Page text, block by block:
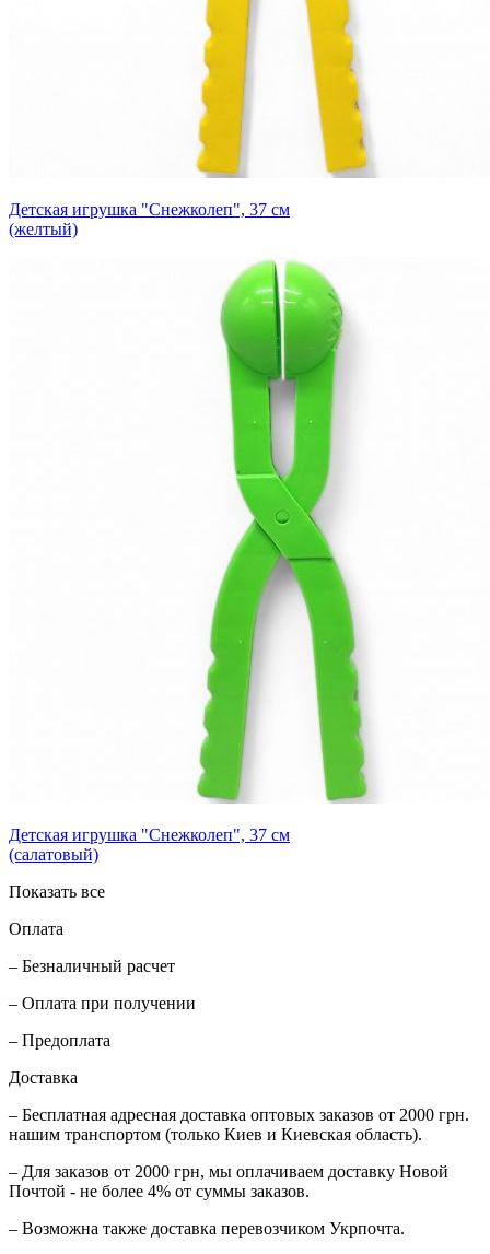
Детская игрушка "Снежколеп", 37 см
(желтый)
Детская игрушка "Снежколеп", 37 см
(салатовый)
Показать все
Оплата
– Безналичный расчет
– Оплата при получении
– Предоплата
Доставка
– Бесплатная адресная доставка оптовых заказов от 2000 грн.
нашим транспортом (только Киев и Киевская область).
– Для заказов от 2000 грн, мы оплачиваем доставку Новой
Почтой - не более 4% от суммы заказов.
– Возможна также доставка перевозчиком Укрпочта.